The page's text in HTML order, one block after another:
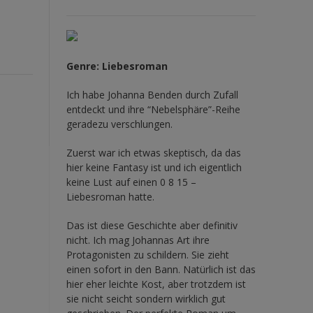
Genre: Liebesroman
Ich habe Johanna Benden durch Zufall
entdeckt und ihre “Nebelsphäre”-Reihe
geradezu verschlungen.
Zuerst war ich etwas skeptisch, da das
hier keine Fantasy ist und ich eigentlich
keine Lust auf einen 0 8 15 –
Liebesroman hatte.
Das ist diese Geschichte aber definitiv
nicht. Ich mag Johannas Art ihre
Protagonisten zu schildern. Sie zieht
einen sofort in den Bann. Natürlich ist das
hier eher leichte Kost, aber trotzdem ist
sie nicht seicht sondern wirklich gut